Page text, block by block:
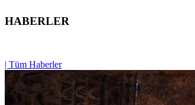
HABERLER
| Tüm Haberler